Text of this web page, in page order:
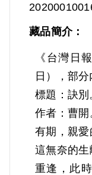
藏品簡介：
《台灣日
日），部分
標題：訣別
作者：曹
有期，親愛
這無奈的
重逢，此